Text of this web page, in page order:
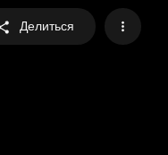
Делиться